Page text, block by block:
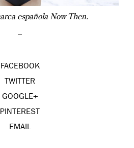
española Now Then.
–
FACEBOOK
TWITTER
GOOGLE+
PINTEREST
EMAIL